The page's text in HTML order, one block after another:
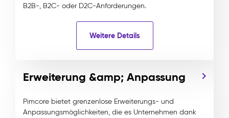
B2B-, B2C- oder D2C-Anforderungen.
Weitere Details
Erweiterung &amp; Anpassung
Pimcore bietet grenzenlose Erweiterungs- und
Anpassungsmöglichkeiten, die es Unternehmen dank